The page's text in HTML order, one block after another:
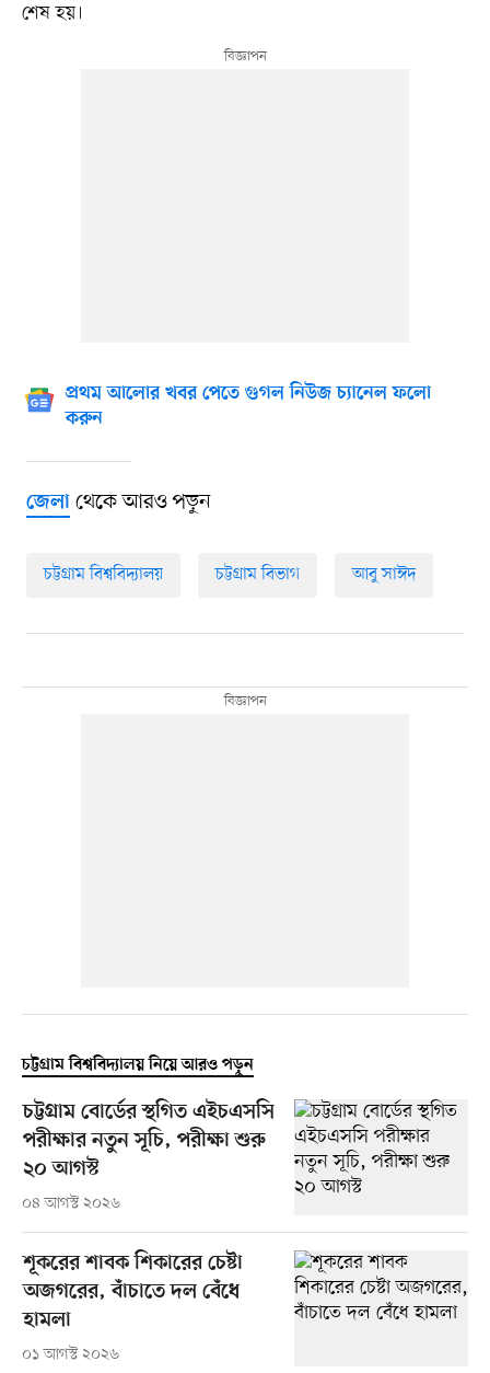
শেষ হয়।
প্রথম আলোর খবর পেতে গুগল নিউজ চ্যানেল ফলো
করুন
জেলাথেকে আরও পড়ুন
চট্টগ্রাম বিশ্ববিদ্যালয় চট্টগ্রাম বিভাগ আবু সাঈদ
চট্টগ্রাম বিশ্ববিদ্যালয় নিয়ে আরও পড়ুন
চট্টগ্রাম বোর্ডের স্থগিত এইচএসসি
পরীক্ষার নতুন সূচি, পরীক্ষা শুরু
২০ আগস্ট
০৪ আগস্ট ২০২৬
শূকরের শাবক শিকারের চেষ্টা
অজগরের, বাঁচাতে দল বেঁধে
হামলা
০১ আগস্ট ২০২৬